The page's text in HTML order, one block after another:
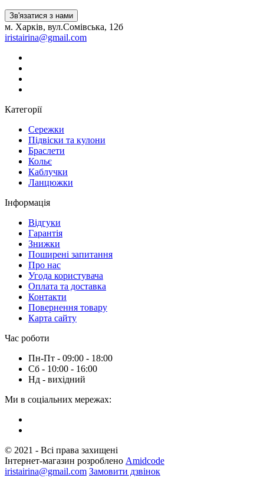
Зв'язатися з нами
м. Харків, вул.Сомівська, 12б
iristairina@gmail.com
Категорії
Сережки
Підвіски та кулони
Браслети
Кольє
Каблучки
Ланцюжки
Інформація
Вiдгуки
Гарантія
Знижки
Поширені запитання
Про нас
Угода користувача
Оплата та доставка
Контакти
Повернення товару
Карта сайту
Час роботи
Пн-Пт - 09:00 - 18:00
Сб - 10:00 - 16:00
Нд - вихiдний
Ми в соціальних мережах:
© 2021 - Всі права захищені
Інтернет-магазин розроблено Amidcode
iristairina@gmail.com Замовити дзвінок